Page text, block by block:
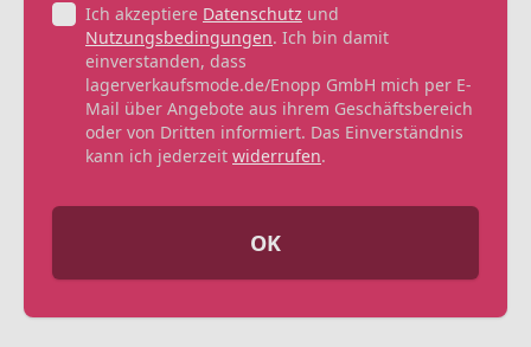
Ich akzeptiere Datenschutz und
Nutzungsbedingungen. Ich bin damit
einverstanden, dass
lagerverkaufsmode.de/Enopp GmbH mich per E-
Mail über Angebote aus ihrem Geschäftsbereich
oder von Dritten informiert. Das Einverständnis
kann ich jederzeit widerrufen.
OK